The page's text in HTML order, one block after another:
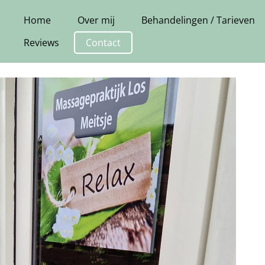
Home Over mij Behandelingen / Tarieven
Reviews
Contact